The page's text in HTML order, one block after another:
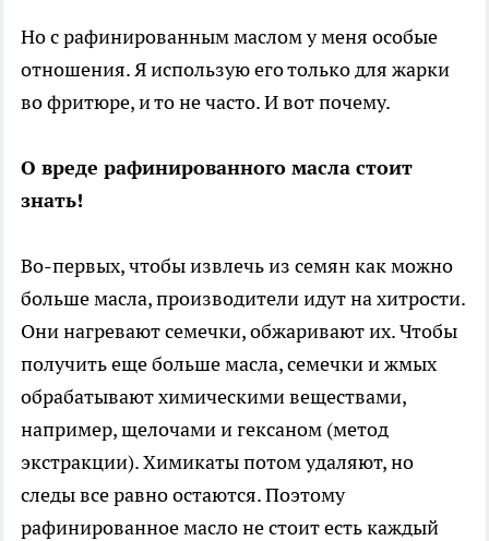
Но с рафинированным маслом у меня особые
отношения. Я использую его только для жарки
во фритюре, и то не часто. И вот почему.
О вреде рафинированного масла стоит
знать!
Во-первых, чтобы извлечь из семян как можно
больше масла, производители идут на хитрости.
Они нагревают семечки, обжаривают их. Чтобы
получить еще больше масла, семечки и жмых
обрабатывают химическими веществами,
например, щелочами и гексаном (метод
экстракции). Химикаты потом удаляют, но
следы все равно остаются. Поэтому
рафинированное масло не стоит есть каждый